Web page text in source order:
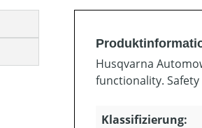
Husqvarna
functionality.
Klassifizierung: